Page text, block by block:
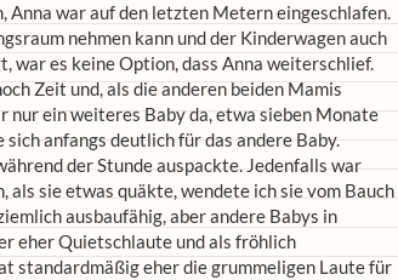
Anna war auf den letzten Metern eingeschlafen.
nehmen kann und der Kinderwagen auch
war es keine Option, dass Anna weiterschlief.
Zeit und, als die anderen beiden Mamis
nur ein weiteres Baby da, etwa sieben Monate
anfangs deutlich für das andere Baby.
der Stunde auspackte. Jedenfalls war
als sie etwas quäkte, wendete ich sie vom Bauch
ausbaufähig, aber andere Babys in
eher Quietschlaute und als fröhlich
standardmäßig eher die grummeligen Laute für